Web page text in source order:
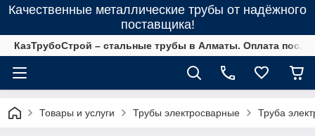
Качественные металлические трубы от надёжного
поставщика!
КазТрубоСтрой – стальные трубы в Алматы. Оплата
Товары и услуги Трубы электросварные Труба